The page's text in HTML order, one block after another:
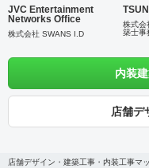
JVC Entertainment
Networks Office
株式会社 SWANS I.D
株式会
築士事
内装
店舗デ
店舗デザイン・建築工事・内装工事マ